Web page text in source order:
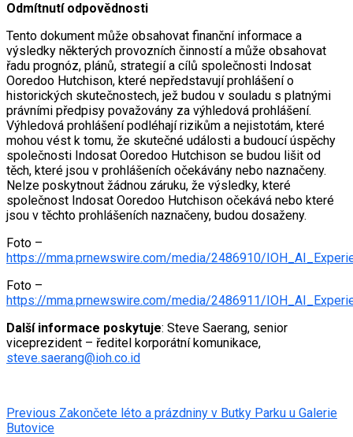
Odmítnutí odpovědnosti
Tento dokument může obsahovat finanční informace a
výsledky některých provozních činností a může obsahovat
řadu prognóz, plánů, strategií a cílů společnosti Indosat
Ooredoo Hutchison, které nepředstavují prohlášení o
historických skutečnostech, jež budou v souladu s platnými
právními předpisy považovány za výhledová prohlášení.
Výhledová prohlášení podléhají rizikům a nejistotám, které
mohou vést k tomu, že skutečné události a budoucí úspěchy
společnosti Indosat Ooredoo Hutchison se budou lišit od
těch, které jsou v prohlášeních očekávány nebo naznačeny.
Nelze poskytnout žádnou záruku, že výsledky, které
společnost Indosat Ooredoo Hutchison očekává nebo které
jsou v těchto prohlášeních naznačeny, budou dosaženy.
Foto –
https://mma.prnewswire.com/media/2486910/
Foto –
https://mma.prnewswire.com/media/2486911/
Další informace poskytuje: Steve Saerang, senior
viceprezident – ředitel korporátní komunikace,
steve.saerang@ioh.co.id
Post
Previous Zakončete léto a prázdniny v Butky Parku u Galerie
Butovice